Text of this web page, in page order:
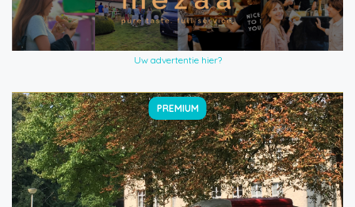
Uw advertentie hier?
PREMIUM